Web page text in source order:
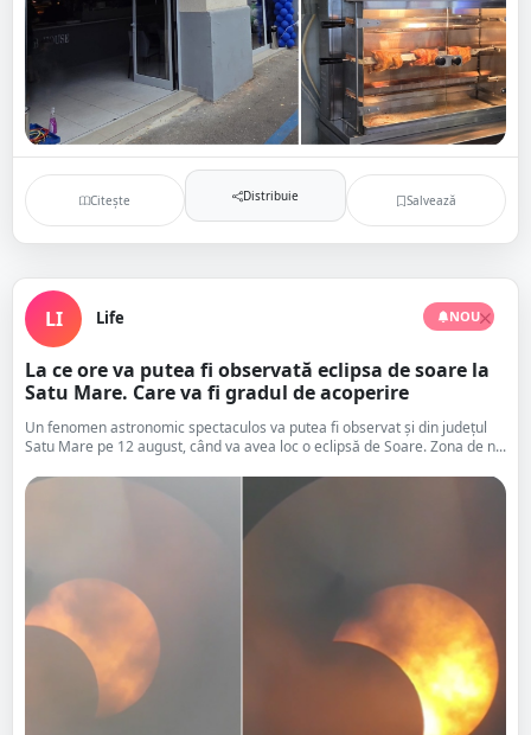
Citește Distribuie Salvează
NOU
LI Life
La ce ore va putea fi observată eclipsa de soare la
Satu Mare. Care va fi gradul de acoperire
Un fenomen astronomic spectaculos va putea fi observat și din județul
Satu Mare pe 12 august, când va avea loc o eclipsă de Soare. Zona de n...